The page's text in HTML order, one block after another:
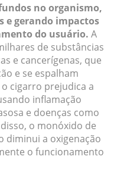
no organismo,
e gerando impactos
do usuário. A
de substâncias
e cancerígenas, que
e se espalham
cigarro prejudica a
inflamação
e doenças como
o monóxido de
diminui a oxigenação
o funcionamento